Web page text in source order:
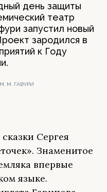
день защиты
театр
запустил новый
зародился в
к Году
М. ГАФУРИ
Сергея
Знаменитое
впервые
языке.